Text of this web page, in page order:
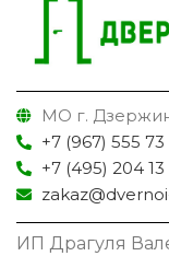
МО г.
+7 (967) 555
+7 (495) 204 13
ИП Драгуля